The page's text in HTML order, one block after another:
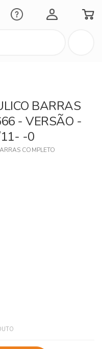
Minha Conta
BARRAS
- VERSÃO -
-0
COMPLETO